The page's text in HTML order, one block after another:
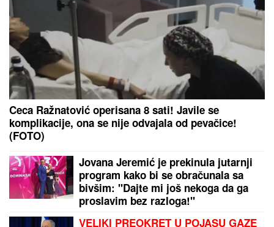
Ovna očekuje sudbinski susret, Lava "španska
serija" u ljubavi, Strelca uvećanje prihoda
PREPORUKA ZA VAS